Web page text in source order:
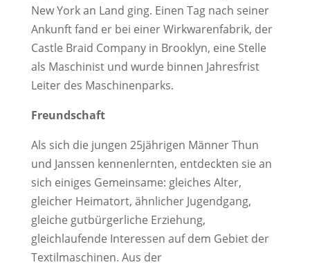
New York an Land ging. Einen Tag nach seiner
Ankunft fand er bei einer Wirkwarenfabrik, der
Castle Braid Company in Brooklyn, eine Stelle
als Maschinist und wurde binnen Jahresfrist
Leiter des Maschinenparks.
Freundschaft
Als sich die jungen 25jährigen Männer Thun
und Janssen kennenlernten, entdeckten sie an
sich einiges Gemeinsame: gleiches Alter,
gleicher Heimatort, ähnlicher Jugendgang,
gleiche gutbürgerliche Erziehung,
gleichlaufende Interessen auf dem Gebiet der
Textilmaschinen. Aus der